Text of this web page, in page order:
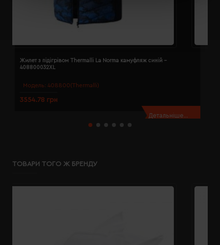
Модель: 408800(Thermalli)
Жилет з підігрівом Thermalli La Norma камуфляж синій -
408800032XL
3554.78 грн
Детальніше...
ТОВАРИ ТОГО Ж БРЕНДУ